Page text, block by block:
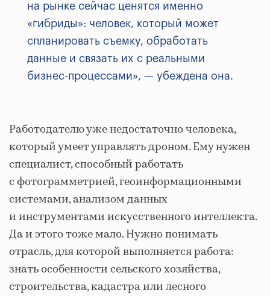
на рынке сейчас ценятся именно
«гибриды»: человек, который может
спланировать съемку, обработать
данные и связать их с реальными
бизнес-процессами», — убеждена она.
Работодателю уже недостаточно человека,
который умеет управлять дроном. Ему нужен
специалист, способный работать
с фотограмметрией, геоинформационными
системами, анализом данных
и инструментами искусственного интеллекта.
Да и этого тоже мало. Нужно понимать
отрасль, для которой выполняется работа:
знать особенности сельского хозяйства,
строительства, кадастра или лесного